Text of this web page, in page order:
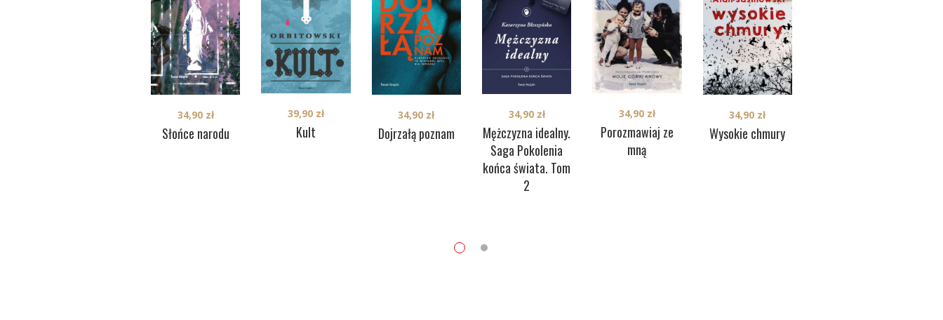
Słońce narodu
34,90 zł
Kult
39,90 zł
Dojrzałą poznam
34,90 zł
Mężczyzna idealny.
Saga Pokolenia
końca świata. Tom
2
34,90 zł
Porozmawiaj ze
mną
34,90 zł
Wysokie chmury
34,90 zł